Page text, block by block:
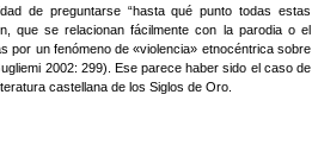
de preguntarse “hasta qué punto todas estas
que se relacionan fácilmente con la parodia o el
por un fenómeno de «violencia» etnocéntrica sobre
2002: 299). Ese parece haber sido el caso de
castellana de los Siglos de Oro.